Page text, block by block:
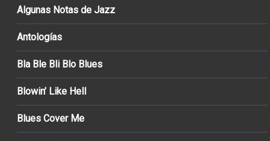
Algunas Notas de Jazz
Antologías
Bla Ble Bli Blo Blues
Blowin’ Like Hell
Blues Cover Me